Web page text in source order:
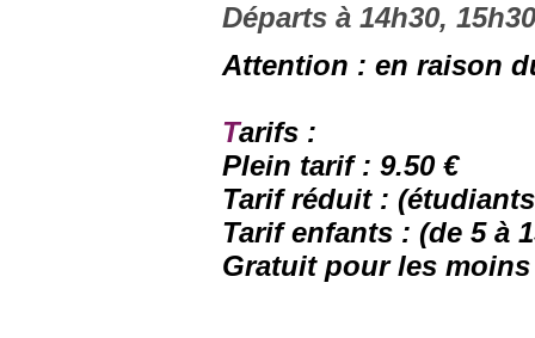
Départs à 14h30,
Attention : en raison
Tarifs :
Plein tarif : 9.50 €
Tarif réduit :
Tarif enfants : (de 5 à
Gratuit pour les moins